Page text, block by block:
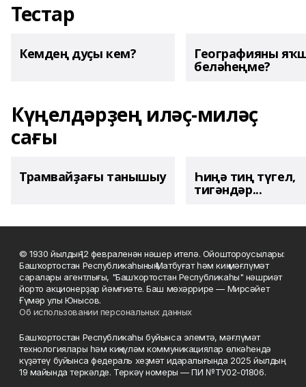
Тестар
Кемдең дуҫы кем? Географияны
беләһеңме?
Күңелдәрҙең иләҫ-миләҫ
сағы
Трамвайҙағы танышыу Һиңә тиң түгел,
тигәндәр...
© 1930 йылдың 12 февраленән нәшер ителә. Ойоштороусылары:
Башҡортостан Республикаһының Матбуғат һәм киң мәғлүмәт
саралары агентлығы, "Башҡортостан Республикаһы" нәшриәт
йорто акционерҙар йәмғиәте. Баш мөхәррире — Мирсәйет
Ғүмәр улы Юнысов.
Об использовании персональных данных
Башҡортостан Республикаһы буйынса элемтә, мәғлүмәт
технологиялары һәм киңкүләм коммуникациялар өлкәһендә
күҙәтеү буйынса федераль хеҙмәт идаралығында 2025 йылдың
19 майында теркәлде. Теркәү номеры — ПИ №ТУ02-01806.